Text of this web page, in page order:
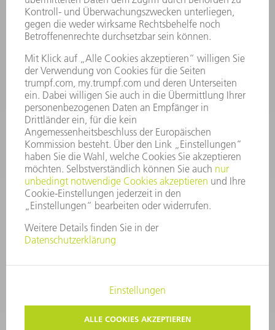
Kundenbetreuung TRUMPF Werkzeugmaschinen
+49 7156 303 33222
Mo - Fr: 07:30 - 17:30 Uhr
Erweiterte Rufbereitschaft per Service App Mo - Fr:
06:30 - 20.00 Uhr Sa: 07:00 - 12:00 Uhr
Kundenbetreuung@trumpf.com
KONTAKT
Service TRUMPF Lasertechnik
+49 7156 303 37444
Mo - Fr: 07:30 - 18:00 Uhr
Additive Manufacturing 07:30 - 17:30 Uhr
spareparts.tld@trumpf.com
COPYRIGHT UND MARKENZEICHEN
NUTZUNGSBEDINGUNGEN